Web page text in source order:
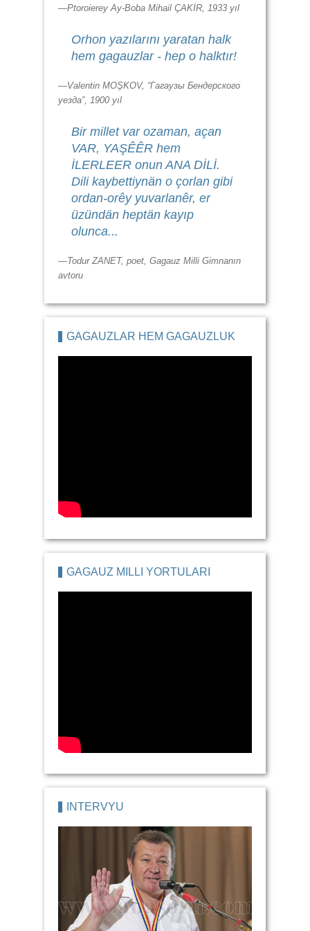
—Ptoroierey Ay-Boba Mihail ÇAKİR, 1933 yıl
Orhon yazılarını yaratan halk
hem gagauzlar - hep o halktır!
—Valentin MOŞKOV, “Гагаузы Бендерского
уезда”, 1900 yıl
Bir millet var ozaman, açan
VAR, YAŞÊÊR hem
İLERLEER onun ANA DİLİ.
Dili kaybettiynän o çorlan gibi
ordan-orêy yuvarlanêr, er
üzündän heptän kayıp
olunca...
—Todur ZANET, poet, Gagauz Milli Gimnanın
avtoru
GAGAUZLAR HEM GAGAUZLUK
GAGAUZ MILLI YORTULARI
İNTERVYU